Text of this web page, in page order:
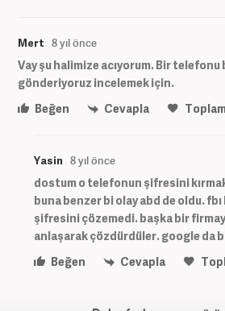
Mert 8 yıl önce
Vay şu halimize acıyorum. Bir telefonu
gönderiyoruz incelemek için.
Beğen
Cevapla
Yasin 8 yıl önce
dostum o telefonun şifresini
buna benzer bi olay abd de oldu.
şifresini çözemedi. başka bir
anlaşarak çözdürdüler. google da
Beğen
Cevapla